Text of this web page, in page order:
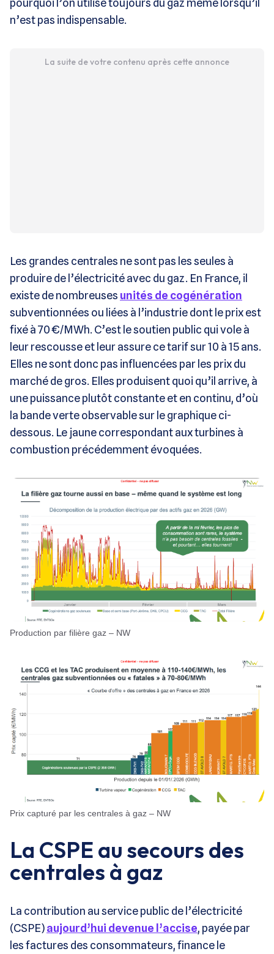
n’est pas indispensable.
La suite de votre contenu après cette annonce
Les grandes centrales ne sont pas les seules à
produire de l’électricité avec du gaz. En France, il
existe de nombreuses unités de cogénération
subventionnées ou liées à l’industrie dont le prix est
fixé à 70 €/MWh. C’est le soutien public qui vole à
leur rescousse et leur assure ce tarif sur 10 à 15 ans.
Elles ne sont donc pas influencées par les prix du
marché de gros. Elles produisent quoi qu’il arrive, à
une puissance plutôt constante et en continu, d’où
la bande verte observable sur le graphique ci-
dessous. Le jaune correspondant aux turbines à
combustion précédemment évoquées.
Production par filière gaz – NW
Prix capturé par les centrales à gaz – NW
La CSPE au secours des
centrales à gaz
La contribution au service public de l’électricité
(CSPE)aujourd’hui devenue l’accise, payée par
les factures des consommateurs, finance le